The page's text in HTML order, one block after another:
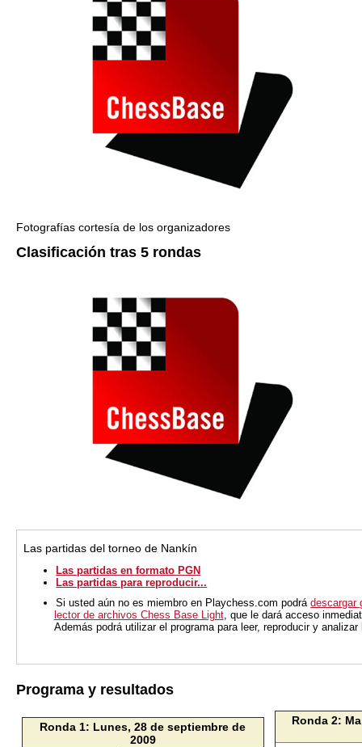
Fotografías cortesía de los organizadores
Clasificación tras 5 rondas
Las partidas del torneo de Nankín
Las partidas en formato PGN
Las partidas para reproducir...
Si usted aún no es miembro en Playchess.com podrádescargar
lector de archivos Chess Base Light, que le dará acceso
Además podrá utilizar el programa para leer, reproducir y
Programa y resultados
Ronda 1: Lunes, 28 de septiembre de
2009
Ronda 2: